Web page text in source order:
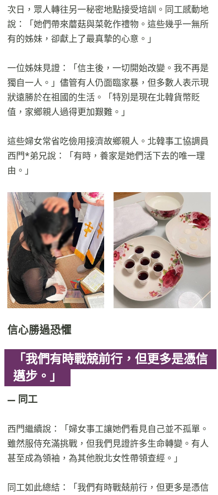
次日，眾人轉往另一秘密地點接受培訓。同工感動地
說：「她們帶來蘑菇與菜乾作禮物。這些幾乎一無所
有的姊妹，卻獻上了最真摯的心意。」
一位姊妹見證：「信主後，一切開始改變。我不再是
獨自一人。」儘管有人仍面臨家暴，但多數人表示現
狀遠勝於在祖國的生活。「特別是現在北韓貨幣貶
值，家鄉親人過得更加艱難。」
這些婦女常省吃儉用接濟故鄉親人。北韓事工協調員
西門*弟兄說：「有時，養家是她們活下去的唯一理
由。」
信心勝過恐懼
「我們有時戰兢前行，但更多是憑信
邁步。」
同工
西門繼續說：「婦女事工讓她們看見自己並不孤單。
雖然服侍充滿挑戰，但我們見證許多生命轉變。有人
甚至成為領袖，為其他脫北女性帶領查經。」
同工如此總結：「我們有時戰兢前行，但更多是憑信